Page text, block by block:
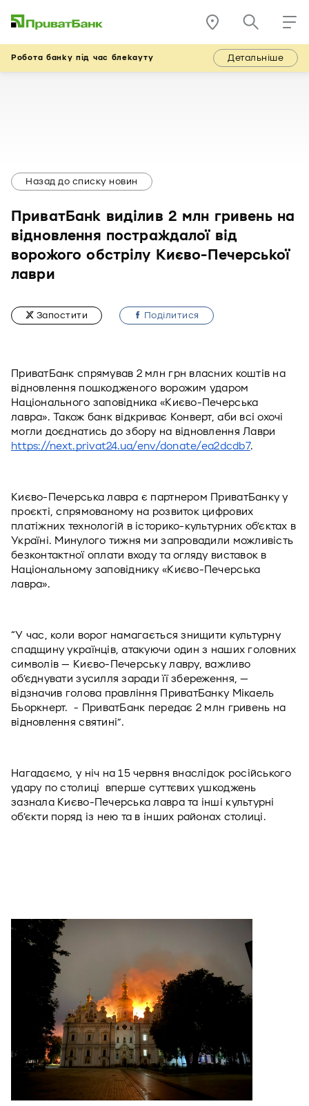
Робота банку під час блекауту Детальніше
Назад до списку новин
ПриватБанк виділив 2 млн гривень на
відновлення постраждалої від
ворожого обстрілу Києво-Печерської
лаври
Запостити Подiлитися
ПриватБанк спрямував 2 млн грн власних коштів на
відновлення пошкодженого ворожим ударом
Національного заповідника «Києво-Печерська
лавра». Також банк відкриває Конверт, аби всі охочі
https://next.privat24.ua/env/donate/ea2dcdb7.
Києво-Печерська лавра є партнером ПриватБанку у
проєкті, спрямованому на розвиток цифрових
платіжних технологій в історико-культурних об’єктах в
Україні. Минулого тижня ми запровадили можливість
безконтактної оплати входу та огляду виставок в
Національному заповіднику «Києво-Печерська
лавра».
“У час, коли ворог намагається знищити культурну
спадщину українців, атакуючи один з наших головних
символів — Києво-Печерську лавру, важливо
об’єднувати зусилля заради її збереження, —
відзначив голова правління ПриватБанку Мікаель
Бьоркнерт.  - ПриватБанк передає 2 млн гривень на
відновлення святині”.
Нагадаємо, у ніч на 15 червня внаслідок російського
удару по столиці  вперше суттєвих ушкоджень
зазнала Києво-Печерська лавра та інші культурні
об’єкти поряд із нею та в інших районах столиці.